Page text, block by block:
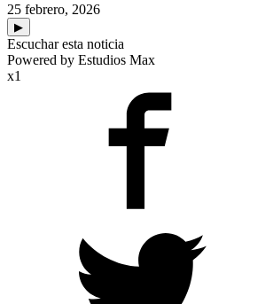
25 febrero, 2026
▶
Escuchar esta noticia
Powered by Estudios Max
x1